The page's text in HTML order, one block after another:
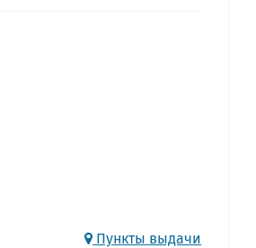
Пункты выдачи